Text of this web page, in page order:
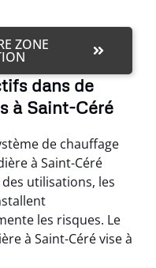
ZONE
dans de
à Saint-Céré
de chauffage
à Saint-Céré
utilisations, les
les risques. Le
à Saint-Céré vise à